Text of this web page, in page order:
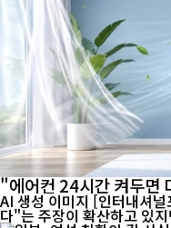
"에어컨 24시간 켜두면
AI 생성 이미지 [인터내셔널포커스] 연일 폭염이 이어지며 냉방기 사용이 급증하고 전기요금 부담에 대한 우려도 커지고 있다. 최근 온라인에서는 "에어컨은 24시간 계속 켜두는 것이 오히려 전기료를 아낀
다"는 주장이 확산하고 있